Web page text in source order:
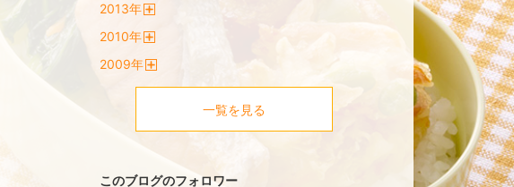
2013年
2010年
2009年
一覧を見る
このブログのフォロワー